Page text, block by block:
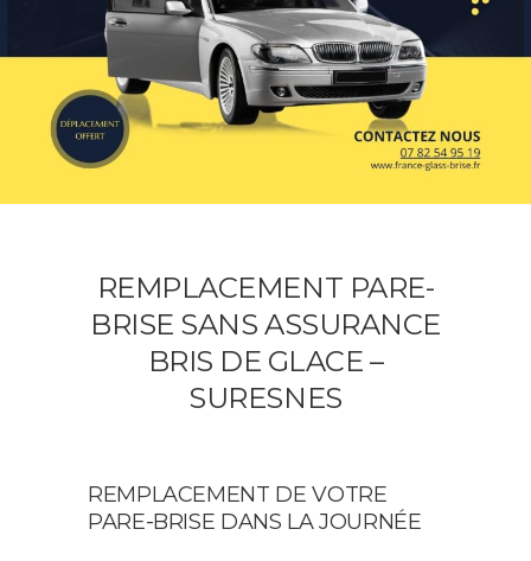
REMPLACEMENT PARE-
BRISE SANS ASSURANCE
BRIS DE GLACE –
SURESNES
REMPLACEMENT DE VOTRE
PARE-BRISE DANS LA JOURNÉE